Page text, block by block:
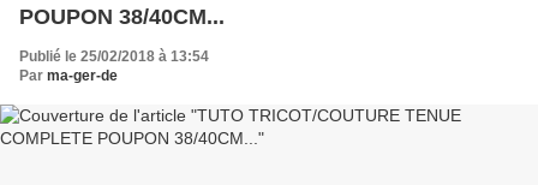
POUPON 38/40CM...
Publié le 25/02/2018 à 13:54
Par ma-ger-de